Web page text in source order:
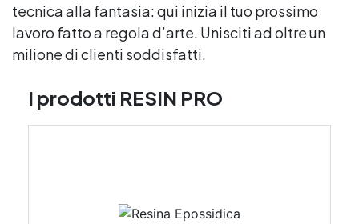
tecnica alla fantasia: qui inizia il tuo prossimo
lavoro fatto a regola d’arte. Unisciti ad oltre un
milione di clienti soddisfatti.
I prodotti RESIN PRO